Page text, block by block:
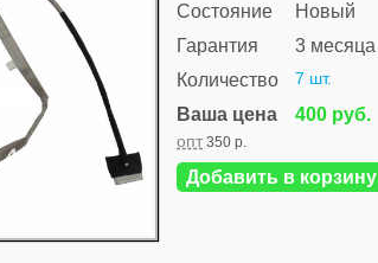
Состояние
Новый
Гарантия
3 месяца
Количество
7 шт.
Ваша цена 400 руб.
опт 350 р.
Добавить в корзину